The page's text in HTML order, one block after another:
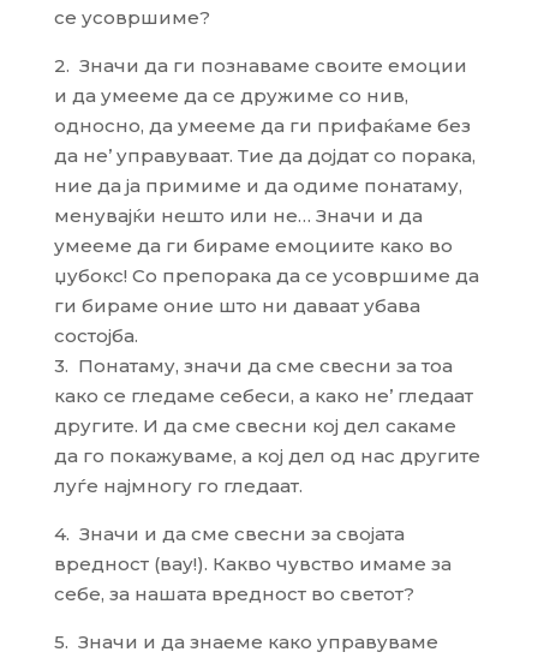
се усовршиме?
2. Значи да ги познаваме своите емоции
и да умееме да се дружиме со нив,
односно, да умееме да ги прифаќаме без
да не’ управуваат. Тие да дојдат со порака,
ние да ја примиме и да одиме понатаму,
менувајќи нешто или не… Значи и да
умееме да ги бираме емоциите како во
џубокс! Со препорака да се усовршиме да
ги бираме оние што ни даваат убава
состојба.
3. Понатаму, значи да сме свесни за тоа
како се гледаме себеси, а како не’ гледаат
другите. И да сме свесни кој дел сакаме
да го покажуваме, а кој дел од нас другите
луѓе најмногу го гледаат.
4. Значи и да сме свесни за својата
вредност (вау!). Какво чувство имаме за
себе, за нашата вредност во светот?
5. Значи и да знаеме како управуваме